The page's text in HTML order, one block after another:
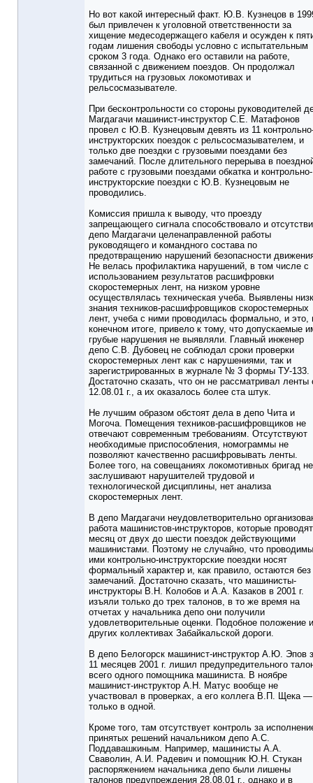
Но вот какой интересный факт. Ю.В. Кузнецов в
был привлечен к уголовной ответственности за
хищение медесодержащего кабеля и осужден к
годам лишения свободы условно с испытательным
сроком 3 года. Однако его оставили на работе,
связанной с движением поездов. Он продолжал
трудиться на грузовых локомотивах и
рельсосмазывателе.
При бесконтрольности со стороны руководителей
Магдагачи машинист-инструктор С.Е. Матафонов
провел с Ю.В. Кузнецовым девять из 11
инструкторских поездок с рельсосмазывателем, и
только две поездки с грузовыми поездами без
замечаний. После длительного перерыва в
работе с грузовыми поездами обкатка и контрольно-
инструкторские поездки с Ю.В. Кузнецовым не
проводились.
Комиссия пришла к выводу, что проезду
запрещающего сигнала способствовало и
депо Магдагачи целенаправленной работы
руководящего и командного состава по
предотвращению нарушений безопасности
Не велась профилактика нарушений, в том числе с
использованием результатов расшифровки
скоростемерных лент, на низком уровне
осуществлялась техническая учеба. Выявлены
знания техников-расшифровщиков скоростемерных
лент, учеба с ними проводилась формально, и это,
конечном итоге, привело к тому, что допускаемые
грубые нарушения не выявляли. Главный инженер
депо С.В. Дубовец не соблюдал сроки проверки
скоростемерных лент как с нарушениями, так и
зарегистрированных в журнале № 3 формы ТУ-133.
Достаточно сказать, что он не рассматривал ленты
12.08.01 г., а их оказалось более ста штук.
Не лучшим образом обстоят дела в депо Чита и
Могоча. Помещения техников-расшифровщиков не
отвечают современным требованиям. Отсутствуют
необходимые приспособления, номограммы не
позволяют качественно расшифровывать ленты.
Более того, на совещаниях локомотивных бригад не
заслушивают нарушителей трудовой и
технологической дисциплины, нет анализа
скоростемерных лент.
В депо Магдагачи неудовлетворительно
работа машинистов-инструкторов, которые
месяц от двух до шести поездок действующими
машинистами. Поэтому не случайно, что
ими контрольно-инструкторские поездки носят
формальный характер и, как правило, остаются без
замечаний. Достаточно сказать, что машинисты-
инструкторы В.Н. Колобов и А.А. Казаков в 2001 г.
изъяли только до трех талонов, в то же время на
отчетах у начальника депо они получили
удовлетворительные оценки. Подобное положение
других коллективах Забайкальской дороги.
В депо Белогорск машинист-инструктор А.Ю. Эпов
11 месяцев 2001 г. лишил предупредительного
всего одного помощника машиниста. В ноябре
машинист-инструктор А.Н. Матус вообще не
участвовал в проверках, а его коллега В.П. Щека —
только в одной.
Кроме того, там отсутствует контроль за
принятых решений начальником депо А.С.
Поддавашкиным. Например, машинисты А.А.
Сваволин, А.И. Радевич и помощник Ю.Н. Стукан
распоряжением начальника депо были лишены
талонов предупреждения 28.08.01 г., однако и в